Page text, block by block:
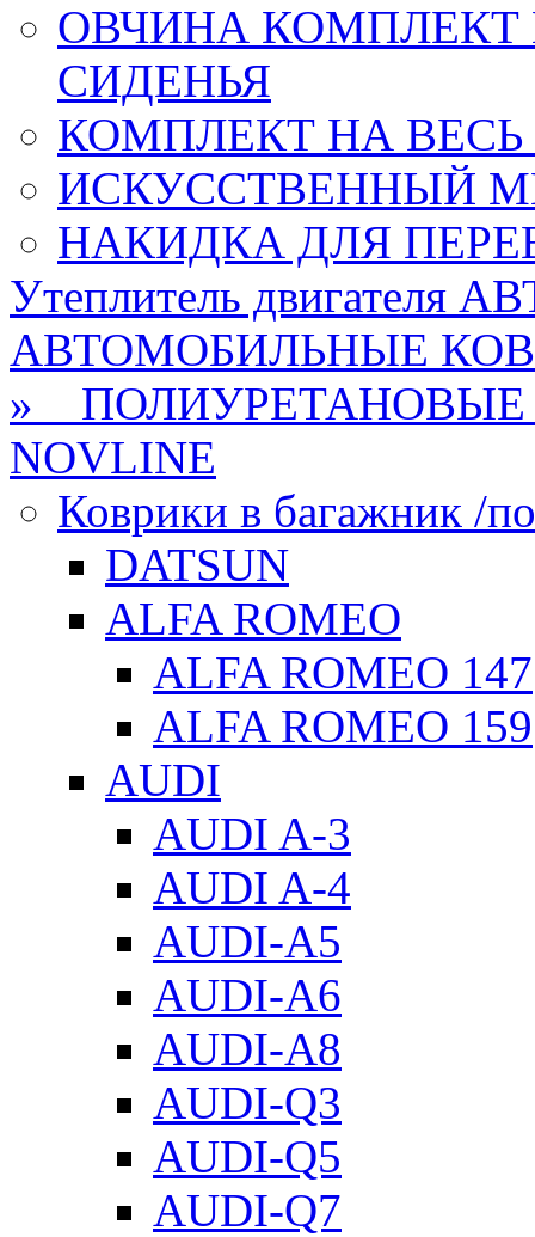
ОВЧИНА КОМПЛЕКТ
СИДЕНЬЯ
КОМПЛЕКТ НА
ИСКУССТВЕННЫЙ
НАКИДКА ДЛЯ
Утеплитель двигателя
АВТОМОБИЛЬНЫЕ
» ПОЛИУРЕТАНОВЫЕ
NOVLINE
Коврики в багажник /
DATSUN
ALFA ROMEO
ALFA ROMEO 147
ALFA ROMEO 159
AUDI
AUDI A-3
AUDI A-4
AUDI-A5
AUDI-A6
AUDI-A8
AUDI-Q3
AUDI-Q5
AUDI-Q7